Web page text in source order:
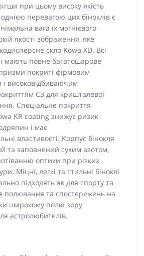
при цьому високу якість
перевагою цих біноклів є
вага їх магнієвого
якості зображення, яке
скло Kowa XD. Всі
мають повне багатошарове
покриті фірмовим
високовідбиваючим
С3 для кришталевої
Спеціальне покриття
KR coating знижує ризик
і має
властивості. Корпус бінокля
та заповнений сухим азотом,
оптики при різких
Міцні, легкі та стильні біноклі
підходять як для спорту та
полювання та спостережень на
широкому полю зору
астролюбителів.